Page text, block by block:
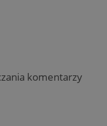
komentarzy